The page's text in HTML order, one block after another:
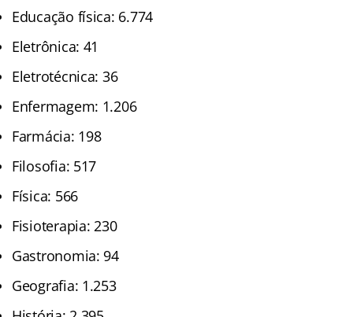
Educação física: 6.774
Eletrônica: 41
Eletrotécnica: 36
Enfermagem: 1.206
Farmácia: 198
Filosofia: 517
Física: 566
Fisioterapia: 230
Gastronomia: 94
Geografia: 1.253